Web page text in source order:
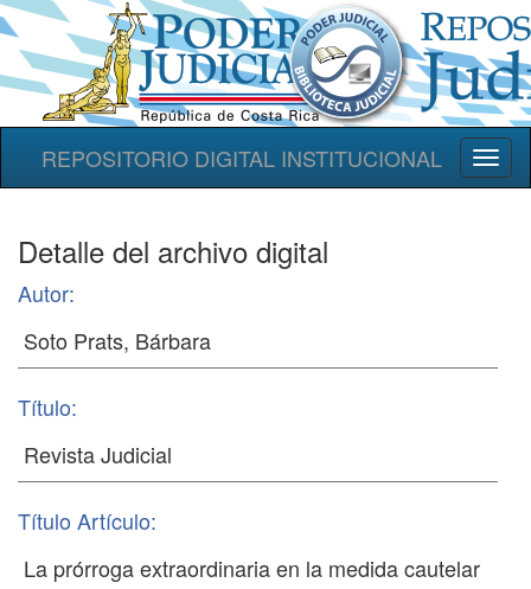
REPOSITORIO DIGITAL INSTITUCIONAL
Detalle del archivo digital
Autor:
Título:
Título Artículo: